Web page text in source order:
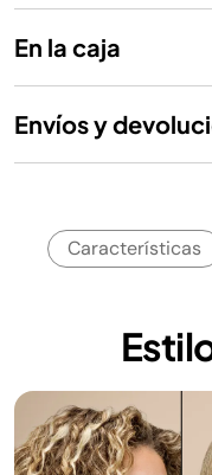
En la caja
Envíos y
Características